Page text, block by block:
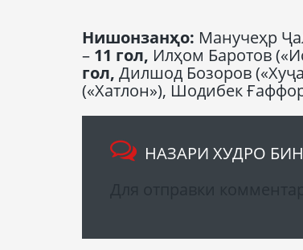
Нишонзанҳо: Манучеҳр
– 11 гол, Илҳом Баротов
гол, Дилшод Бозоров
(«Хатлон»), Шодибек
НАЗАРИ ХУДРО